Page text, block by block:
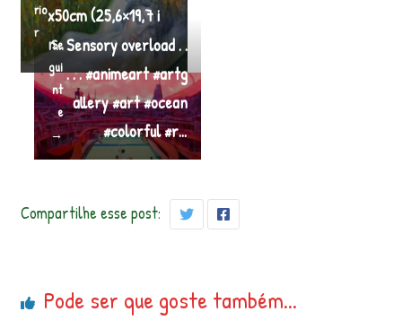
rio
r
x50cm (25,6×19,7 i
n…
Se
gui
nt
e
→
Sensory overload . .
. . . #animeart #artg
allery #art #ocean
#colorful #r…
Compartilhe esse post:
Pode ser que goste também...